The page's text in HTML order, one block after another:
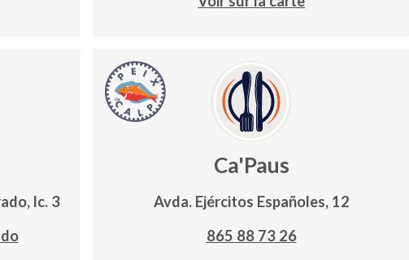
lc. 3
Ca'Paus
Avda. Ejércitos Españoles, 12
865 88 73 26